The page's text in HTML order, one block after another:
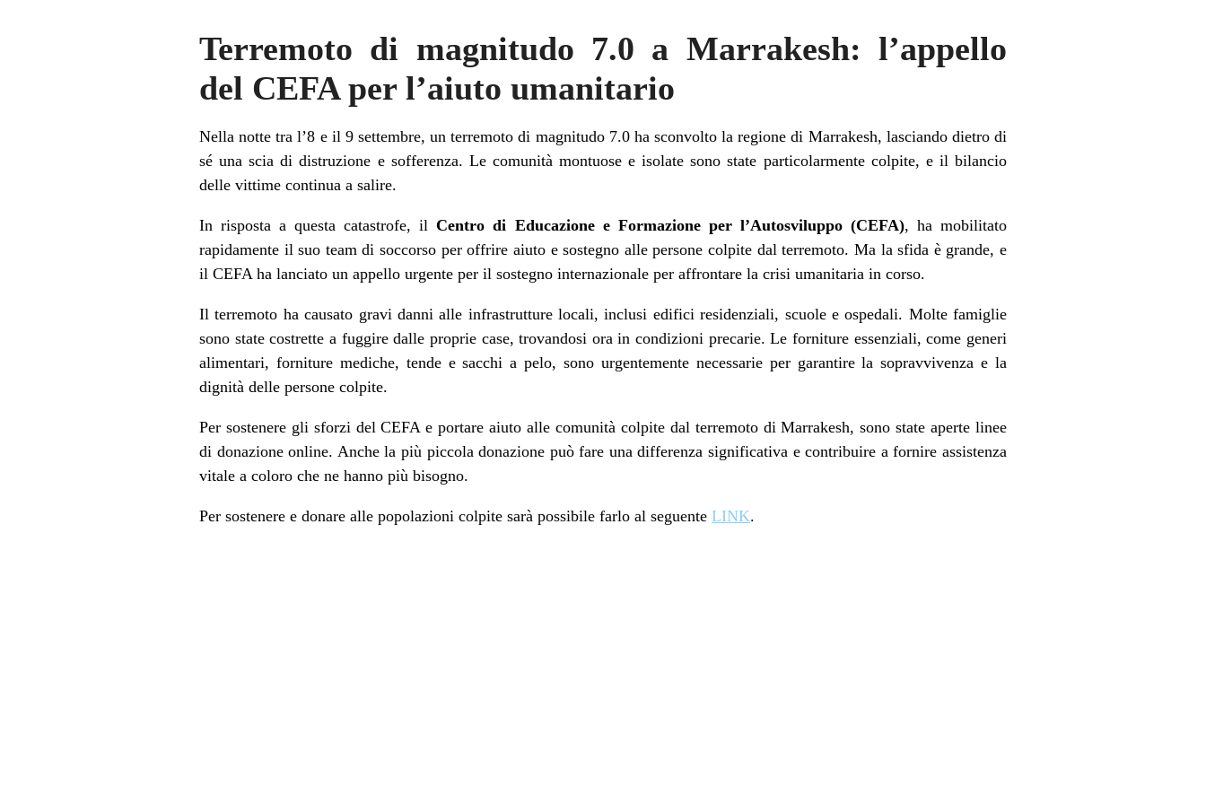
Terremoto di magnitudo 7.0 a Marrakesh: l’appello
del CEFA per l’aiuto umanitario
Nella notte tra l’8 e il 9 settembre, un terremoto di magnitudo 7.0 ha sconvolto la regione di Marrakesh, lasciando dietro di
sé una scia di distruzione e sofferenza. Le comunità montuose e isolate sono state particolarmente colpite, e il bilancio
delle vittime continua a salire.
In risposta a questa catastrofe, ilCentro di Educazione e Formazione per l’Autosviluppo (CEFA), ha mobilitato
rapidamente il suo team di soccorso per offrire aiuto e sostegno alle persone colpite dal terremoto. Ma la sfida è grande, e
il CEFA ha lanciato un appello urgente per il sostegno internazionale per affrontare la crisi umanitaria in corso.
Il terremoto ha causato gravi danni alle infrastrutture locali, inclusi edifici residenziali, scuole e ospedali. Molte famiglie
sono state costrette a fuggire dalle proprie case, trovandosi ora in condizioni precarie. Le forniture essenziali, come generi
alimentari, forniture mediche, tende e sacchi a pelo, sono urgentemente necessarie per garantire la sopravvivenza e la
dignità delle persone colpite.
Per sostenere gli sforzi del CEFA e portare aiuto alle comunità colpite dal terremoto di Marrakesh, sono state aperte linee
di donazione online. Anche la più piccola donazione può fare una differenza significativa e contribuire a fornire assistenza
vitale a coloro che ne hanno più bisogno.
Per sostenere e donare alle popolazioni colpite sarà possibile farlo al seguente LINK.